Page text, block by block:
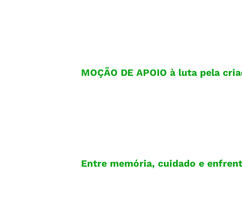
MOÇÃO DE APOIO à luta pela
Entre memória, cuidado e